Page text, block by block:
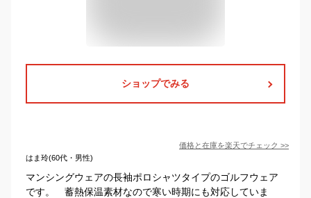
ショップでみる
価格と在庫を楽天でチェック >>
はま玲(60代・男性)
マンシングウェアの長袖ポロシャツタイプのゴルフウェア
です。 蓄熱保温素材なので寒い時期にも対応していま